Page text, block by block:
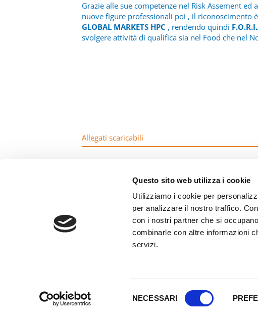
Questo sito web utilizza i cookie
Utilizziamo i cookie per
per analizzare il nostro traffico.
con i nostri partner che si
combinarle con altre informazioni
servizi.
NECESSARI
Grazie alle sue competenze nel Risk Assement ed
nuove figure professionali poi , il riconoscimento è
GLOBAL MARKETS HPC , rendendo quindi
svolgere attività di qualifica sia nel Food che nel
Allegati scaricabili
Copyright 2026 © Foria Srl | Partita Iva e Codice Fiscale: